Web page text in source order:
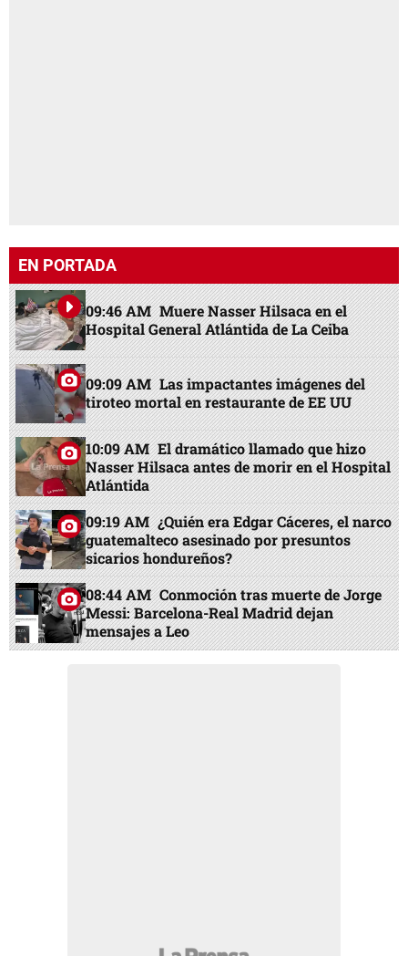
EN PORTADA
09:46 AM Muere Nasser Hilsaca en el
Hospital General Atlántida de La Ceiba
09:09 AM Las impactantes imágenes del
tiroteo mortal en restaurante de EE UU
10:09 AM El dramático llamado que hizo
Nasser Hilsaca antes de morir en el Hospital
Atlántida
09:19 AM ¿Quién era Edgar Cáceres, el narco
guatemalteco asesinado por presuntos
sicarios hondureños?
08:44 AM Conmoción tras muerte de Jorge
Messi: Barcelona-Real Madrid dejan
mensajes a Leo